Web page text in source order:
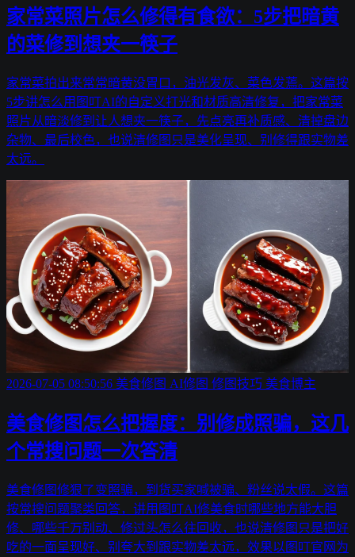
家常菜照片怎么修得有食欲：5步把暗黄
的菜修到想夹一筷子
家常菜拍出来常常暗黄没胃口，油光发灰、菜色发蔫。这篇按
5步讲怎么用图叮AI的自定义打光和材质高清修复，把家常菜
照片从暗淡修到让人想夹一筷子，先点亮再补质感、清掉盘边
杂物、最后校色，也说清修图只是美化呈现、别修得跟实物差
太远。
2026-07-05 08:50:56 美食修图 AI修图 修图技巧 美食博主
美食修图怎么把握度：别修成照骗，这几
个常搜问题一次答清
美食修图修狠了变照骗，到货买家喊被骗、粉丝说太假。这篇
按常搜问题聚类回答，讲用图叮AI修美食时哪些地方能大胆
修、哪些千万别动、修过头怎么往回收，也说清修图只是把好
吃的一面呈现好、别夸大到跟实物差太远，效果以图叮官网为